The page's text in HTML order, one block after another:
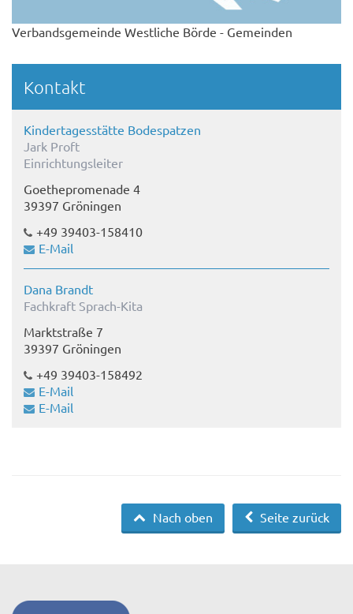
Verbandsgemeinde Westliche Börde - Gemeinden
Kontakt
Kindertagesstätte Bodespatzen
Jark Proft
Einrichtungsleiter
Goethepromenade 4
39397 Gröningen
+49 39403-158410
E-Mail
Dana Brandt
Fachkraft Sprach-Kita
Marktstraße 7
39397 Gröningen
+49 39403-158492
E-Mail
E-Mail
Seite zurück
Nach oben